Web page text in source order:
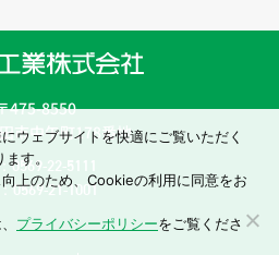
ウェブサイトを快適にご覧いただく
す。
上のため、Cookieの利用に同意をお
プライバシーポリシーをご覧くださ
475-8550
市中午町178番地
0569-22-5111
0569-21-1001